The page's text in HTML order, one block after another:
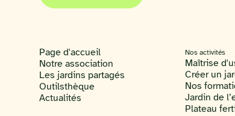
Page d'accueil
Notre association
Les jardins partagés
Outilsthèque
Actualités
Nos activités
Maîtrise
Créer un
Nos
Jardin de
Plateau